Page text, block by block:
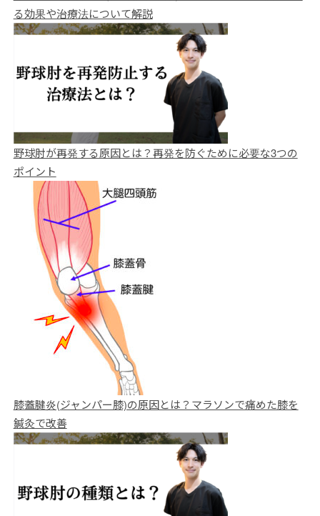
る効果や治療法について解説
野球肘が再発する原因とは？再発を防ぐために必要な3つの
ポイント
膝蓋腱炎(ジャンパー膝)の原因とは？マラソンで痛めた膝を
鍼灸で改善